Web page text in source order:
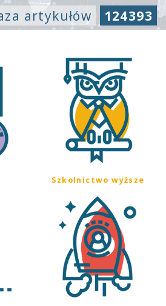
artykułów 124393
Szkolnictwo wyższe